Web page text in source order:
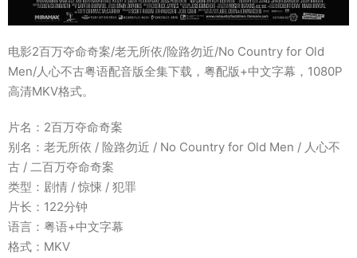
电影2百万夺命奇案/老无所依/险路勿近/No Country for Old
Men/人心不古粤语配音版全集下载，粤配版+中文字幕，1080P
高清MKV格式。
片名：2百万夺命奇案
别名：老无所依 / 险路勿近 / No Country for Old Men / 人心不
古 / 二百万夺命奇案
类型：剧情 / 惊悚 / 犯罪
片长：122分钟
语言：粤语+中文字幕
格式：MKV